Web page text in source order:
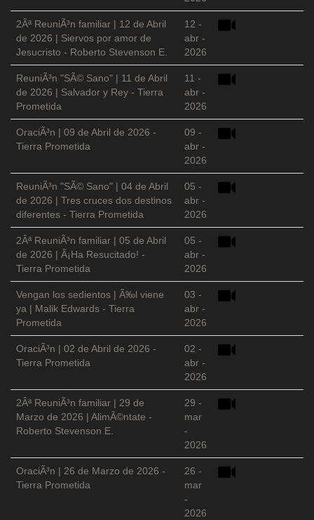
2Âª ReuniÃ³n familiar | 12 de Abril
de 2026 | Siervos por amor de
Jesucristo - Roberto Stevenson E.
12 -
abr -
2026
ReuniÃ³n "SÃ© Sano" | 11 de Abril
de 2026 | Salvador y Rey - Tierra
Prometida
11 -
abr -
2026
OraciÃ³n | 09 de Abril de 2026 -
Tierra Prometida
09 -
abr -
2026
ReuniÃ³n "SÃ© Sano" | 04 de Abril
de 2026 | Tres cruces dos destinos
diferentes - Tierra Prometida
05 -
abr -
2026
2Âª ReuniÃ³n familiar | 05 de Abril
de 2026 | Â¡Ha Resucitado! -
Tierra Prometida
05 -
abr -
2026
Vengan los sedientos | Ã‰l viene
ya | Malik Edwards - Tierra
Prometida
03 -
abr -
2026
OraciÃ³n | 02 de Abril de 2026 -
Tierra Prometida
02 -
abr -
2026
2Âª ReuniÃ³n familiar | 29 de
Marzo de 2026 | AlimÃ©ntate -
Roberto Stevenson E.
29 -
mar
-
2026
OraciÃ³n | 26 de Marzo de 2026 -
Tierra Prometida
26 -
mar
-
2026